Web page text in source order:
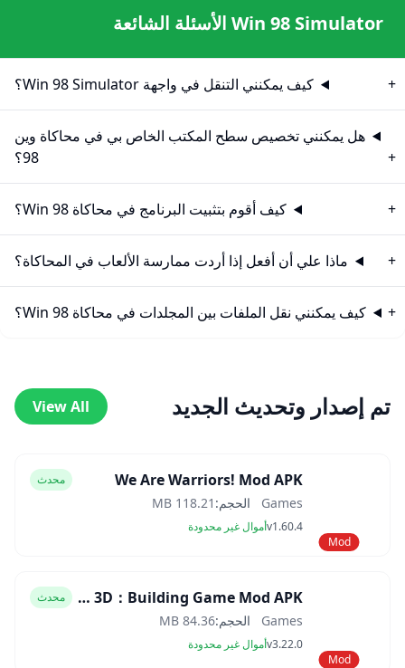
Win 98 Simulator الأسئلة الشائعة
كيف يمكنني التنقل في واجهة Win 98 Simulator؟
هل يمكنني تخصيص سطح المكتب الخاص بي في محاكاة وين
98؟
كيف أقوم بتثبيت البرنامج في محاكاة Win 98؟
ماذا علي أن أفعل إذا أردت ممارسة الألعاب في المحاكاة؟
كيف يمكنني نقل الملفات بين المجلدات في محاكاة Win 98؟
تم إصدار وتحديث الجديد View All
Mod
We Are Warriors! Mod APK محدث
Games الحجم: 118.21 MB
v1.60.4أموال غير محدودة
Mod
Block Craft 3D：Building Game Mod APK محدث
Games الحجم:84.36 MB
v3.22.0أموال غير محدودة